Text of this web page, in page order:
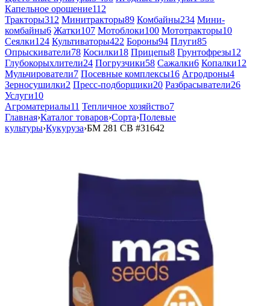
Капельное орошение112
Тракторы312 Минитракторы89 Комбайны234 Мини-
комбайны6 Жатки107 Мотоблоки100 Мототракторы10
Сеялки124 Культиваторы422 Бороны94 Плуги85
Опрыскиватели78 Косилки18 Прицепы8 Грунтофрезы12
Глубокорыхлители24 Погрузчики58 Сажалки6 Копалки12
Мульчирователи7 Посевные комплексы16 Агродроны4
Зерносушилки2 Пресс-подборщики20 Разбрасыватели26
Услуги10
Агроматериалы11 Тепличное хозяйство7
Главная›Каталог товаров›Сорта›Полевые
культуры›Кукуруза›БМ 281 СВ #31642